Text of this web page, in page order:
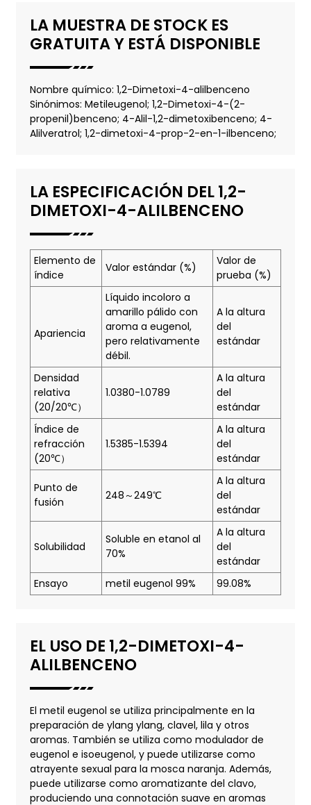
LA MUESTRA DE STOCK ES
GRATUITA Y ESTÁ DISPONIBLE
Nombre químico: 1,2-Dimetoxi-4-alilbenceno
Sinónimos: Metileugenol; 1,2-Dimetoxi-4-(2-
propenil)benceno; 4-Alil-1,2-dimetoxibenceno; 4-
Alilveratrol; 1,2-dimetoxi-4-prop-2-en-1-ilbenceno;
LA ESPECIFICACIÓN DEL 1,2-
DIMETOXI-4-ALILBENCENO
Elemento de
índice
Valor estándar (%)
Valor de
prueba (%)
Apariencia
Líquido incoloro a
amarillo pálido con
aroma a eugenol,
pero relativamente
débil.
A la altura
del
estándar
Densidad
relativa
(20/20℃）
1.0380-1.0789
A la altura
del
estándar
Índice de
refracción
(20℃）
1.5385-1.5394
A la altura
del
estándar
Punto de
fusión
248～249℃
A la altura
del
estándar
Solubilidad
Soluble en etanol al
70%
A la altura
del
estándar
Ensayo
metil eugenol 99% 99.08%
EL USO DE 1,2-DIMETOXI-4-
ALILBENCENO
El metil eugenol se utiliza principalmente en la
preparación de ylang ylang, clavel, lila y otros
aromas. También se utiliza como modulador de
eugenol e isoeugenol, y puede utilizarse como
atrayente sexual para la mosca naranja. Además,
puede utilizarse como aromatizante del clavo,
produciendo una connotación suave en aromas